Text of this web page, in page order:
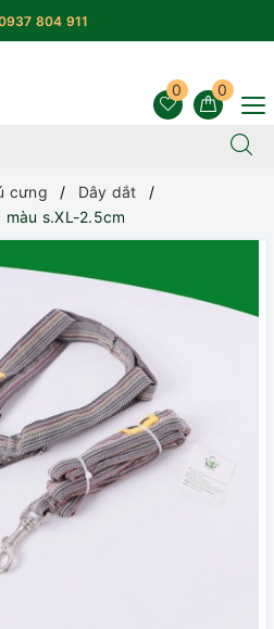
804 911
0
0
cưng
Dây dắt
s.XL-2.5cm